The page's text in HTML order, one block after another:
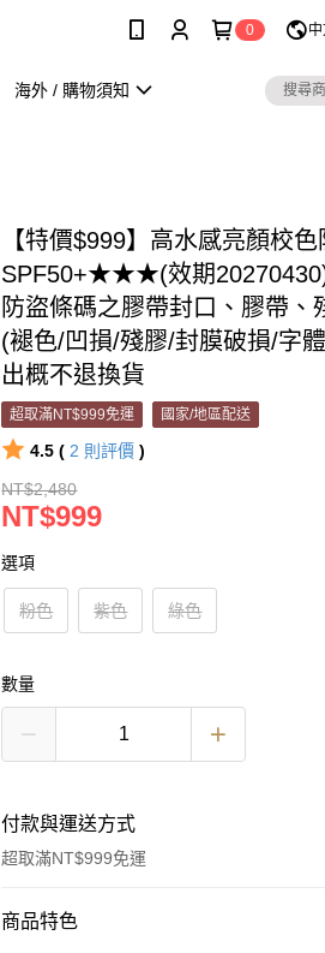
0
海外 / 購物須知
【特價$999】高水感亮顏校
SPF50+★★★(效期
防盜條碼之膠帶封口、膠帶、
(褪色/凹損/殘膠/封膜破損/字
出概不退換貨
超取滿NT$999免運 國家/地區配送
4.5 ( 2 則評價 )
NT$2,480
NT$999
選項
粉色 紫色 綠色
數量
付款與運送方式
超取滿NT$999免運
付款方式
商品特色